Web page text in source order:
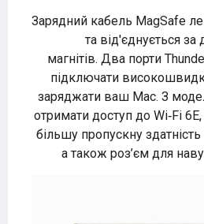
Зарядний кабель MagSafe
та від'єднується
магнітів. Два порти
підключати
заряджати ваш Mac. З
отримати доступ до Wi‑Fi
більшу пропускну
а також роз’єм для